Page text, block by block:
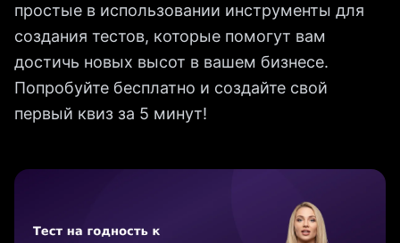
простые в использовании инструменты для
создания тестов, которые помогут вам
достичь новых высот в вашем бизнесе.
Попробуйте бесплатно и создайте свой
первый квиз за 5 минут!